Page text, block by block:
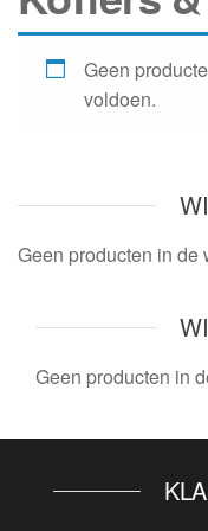
Geen
voldoen.
Geen producten in de
Geen producten in